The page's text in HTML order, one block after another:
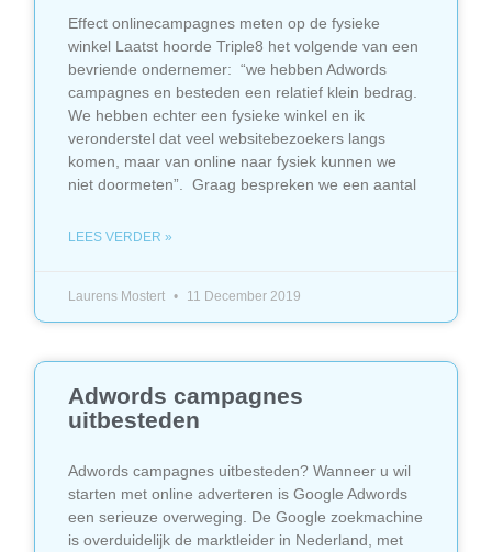
Effect onlinecampagnes meten op de fysieke
winkel Laatst hoorde Triple8 het volgende van een
bevriende ondernemer: “we hebben Adwords
campagnes en besteden een relatief klein bedrag.
We hebben echter een fysieke winkel en ik
veronderstel dat veel websitebezoekers langs
komen, maar van online naar fysiek kunnen we
niet doormeten”. Graag bespreken we een aantal
LEES VERDER »
Laurens Mostert 11 December 2019
Adwords campagnes
uitbesteden
Adwords campagnes uitbesteden? Wanneer u wil
starten met online adverteren is Google Adwords
een serieuze overweging. De Google zoekmachine
is overduidelijk de marktleider in Nederland, met